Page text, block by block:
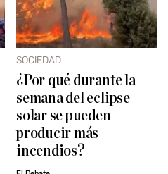
SOCIEDAD
¿Por qué durante la
semana del eclipse
solar se pueden
producir más
incendios?